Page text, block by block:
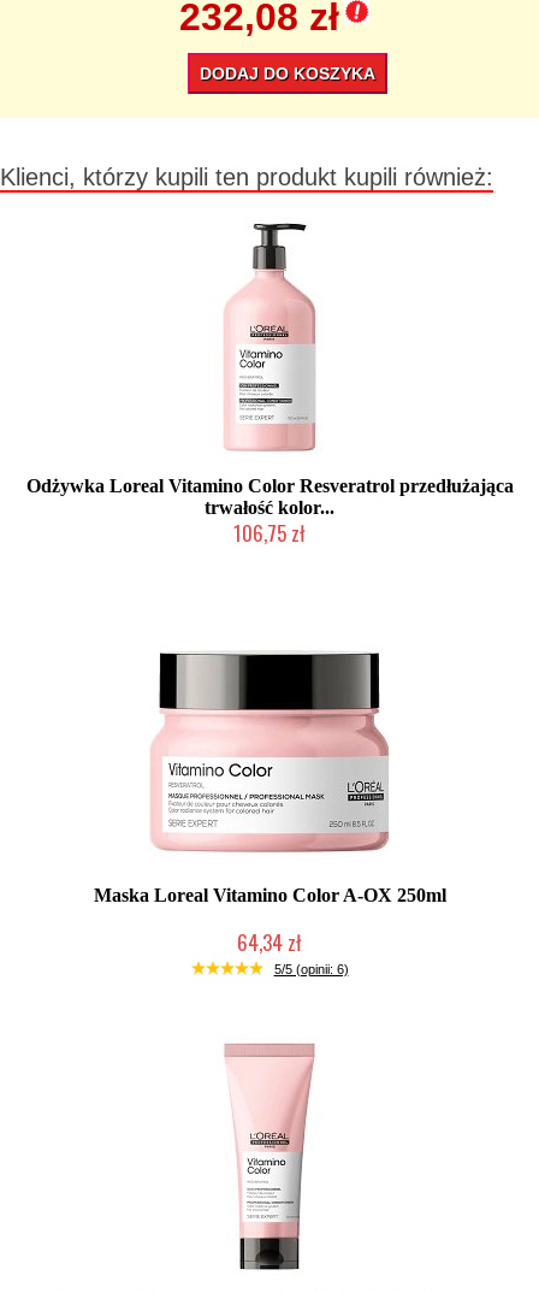
232,08 zł
DODAJ DO KOSZYKA
Klienci, którzy kupili ten produkt kupili również:
Odżywka Loreal Vitamino Color Resveratrol przedłużająca
trwałość kolor...
106,75 zł
Maska Loreal Vitamino Color A-OX 250ml
64,34 zł
Duża ilość (wysyłka w 24h)
5/5 (opinii: 6)